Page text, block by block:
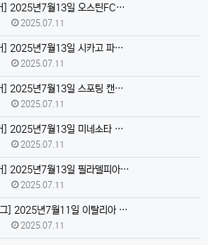
] 2025년7월13일 오스틴FC…
2025.07.11
] 2025년7월13일 시카고 파…
2025.07.11
] 2025년7월13일 스포팅 캔…
2025.07.11
] 2025년7월13일 미네소타 …
2025.07.11
] 2025년7월13일 필라델피아…
2025.07.11
그] 2025년7월11일 이탈리아 …
2025.07.11